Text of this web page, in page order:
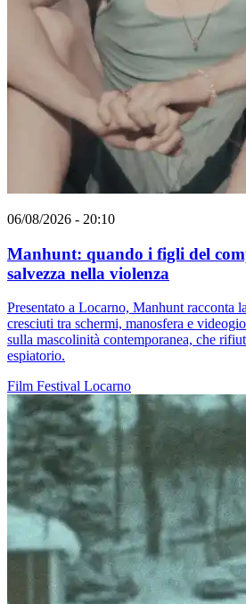
06/08/2026 - 20:10
Manhunt: quando i figli del
salvezza nella violenza
Presentato a Locarno, Manhunt racconta
cresciuti tra schermi, manosfera e
sulla mascolinità contemporanea, che
espiatorio.
Film Festival Locarno